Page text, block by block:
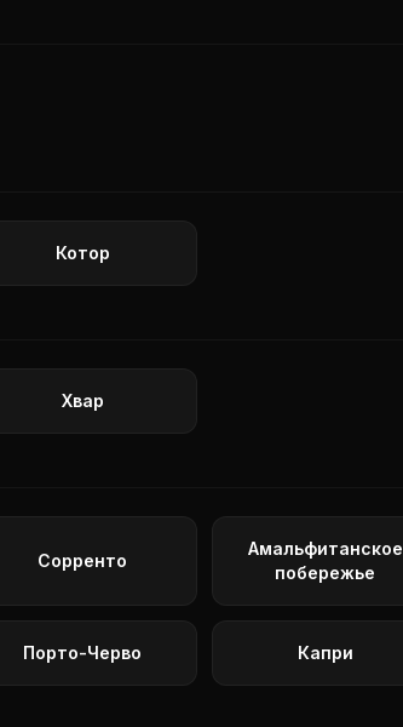
Котор
Хвар
Сорренто
Амальфитанское
побережье
Порто-Черво Капри